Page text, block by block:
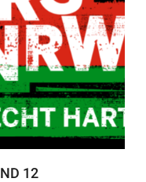
12